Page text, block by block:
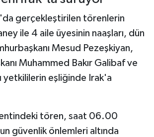
gerçekleştirilen törenlerin
ile 4 aile üyesinin naaşları, dün
Mesud Pezeşkiyan,
Muhammed Bakır Galibaf ve
yetkililerin eşliğinde Irak'a
tören, saat 06.00
güvenlik önlemleri altında